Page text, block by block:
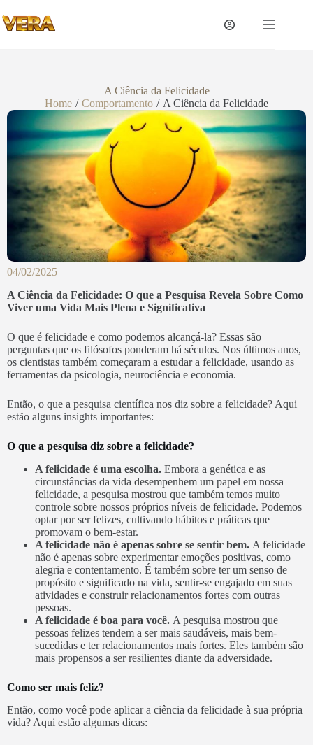
A Ciência da Felicidade
Home / Comportamento / A Ciência da Felicidade
04/02/2025
A Ciência da Felicidade: O que a Pesquisa Revela Sobre Como
Viver uma Vida Mais Plena e Significativa
O que é felicidade e como podemos alcançá-la? Essas são
perguntas que os filósofos ponderam há séculos. Nos últimos anos,
os cientistas também começaram a estudar a felicidade, usando as
ferramentas da psicologia, neurociência e economia.
Então, o que a pesquisa científica nos diz sobre a felicidade? Aqui
estão alguns insights importantes:
O que a pesquisa diz sobre a felicidade?
A felicidade é uma escolha. Embora a genética e as
circunstâncias da vida desempenhem um papel em nossa
felicidade, a pesquisa mostrou que também temos muito
controle sobre nossos próprios níveis de felicidade. Podemos
optar por ser felizes, cultivando hábitos e práticas que
promovam o bem-estar.
A felicidade não é apenas sobre se sentir bem. A felicidade
não é apenas sobre experimentar emoções positivas, como
alegria e contentamento. É também sobre ter um senso de
propósito e significado na vida, sentir-se engajado em suas
atividades e construir relacionamentos fortes com outras
pessoas.
A felicidade é boa para você. A pesquisa mostrou que
pessoas felizes tendem a ser mais saudáveis, mais bem-
sucedidas e ter relacionamentos mais fortes. Eles também são
mais propensos a ser resilientes diante da adversidade.
Como ser mais feliz?
Então, como você pode aplicar a ciência da felicidade à sua própria
vida? Aqui estão algumas dicas: